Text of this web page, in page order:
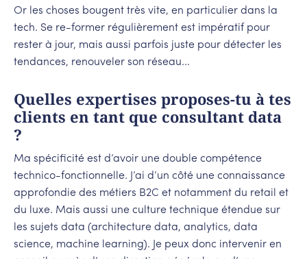
Or les choses bougent très vite, en particulier dans la
tech. Se re-former régulièrement est impératif pour
rester à jour, mais aussi parfois juste pour détecter les
tendances, renouveler son réseau...
Quelles expertises proposes-tu à tes
clients en tant que consultant data
?
Ma spécificité est d’avoir une double compétence
technico-fonctionnelle. J’ai d’un côté une connaissance
approfondie des métiers B2C et notamment du retail et
du luxe. Mais aussi une culture technique étendue sur
les sujets data (architecture data, analytics, data
science, machine learning). Je peux donc intervenir en